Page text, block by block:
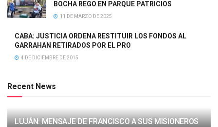
BOCHA REGO EN PARQUE PATRICIOS
11 DE MARZO DE 2025
CABA: JUSTICIA ORDENA RESTITUIR LOS FONDOS AL
GARRAHAN RETIRADOS POR EL PRO
4 DE DICIEMBRE DE 2015
Recent News
LUJÁN: MENSAJE DE FRANCISCO A SUS MISIONEROS